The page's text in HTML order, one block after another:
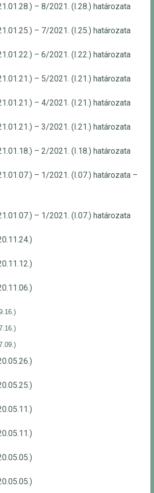
– 8/2021. (I.28.) határozata
– 7/2021. (I.25.) határozata
– 6/2021. (I.22.) határozata
– 5/2021. (I.21.) határozata
– 4/2021. (I.21.) határozata
– 3/2021. (I.21.) határozata
– 2/2021. (I.18.) határozata
– 1/2021. (I.07.) határozata –
– 1/2021. (I.07.) határozata